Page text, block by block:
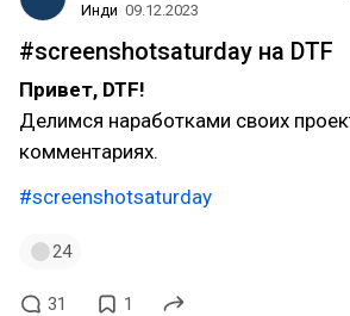
Инди 09.12.2023
#screenshotsaturday на DTF
Привет, DTF!
Делимся наработками своих
комментариях.
#screenshotsaturday
24
31 1